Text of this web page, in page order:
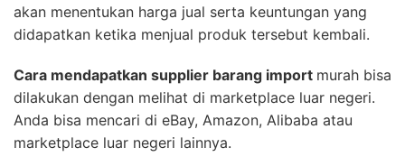
akan menentukan harga jual serta keuntungan yang
didapatkan ketika menjual produk tersebut kembali.
Cara mendapatkan supplier barang import murah bisa
dilakukan dengan melihat di marketplace luar negeri.
Anda bisa mencari di eBay, Amazon, Alibaba atau
marketplace luar negeri lainnya.